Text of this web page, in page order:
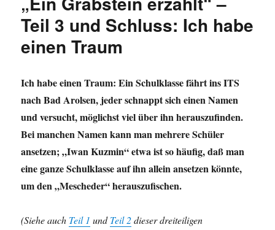
Teil 3 und Schluss: Ich habe
einen Traum
Ich habe einen Traum: Ein Schulklasse fährt ins ITS
nach Bad Arolsen, jeder schnappt sich einen Namen
und versucht, möglichst viel über ihn herauszufinden.
Bei manchen Namen kann man mehrere Schüler
ansetzen; „Iwan Kuzmin“ etwa ist so häufig, daß man
eine ganze Schulklasse auf ihn allein ansetzen könnte,
um den „Mescheder“ herauszufischen.
(Siehe auch Teil 1 undTeil 2dieser dreiteiligen